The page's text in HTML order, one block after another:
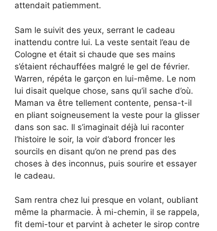
attendait patiemment.
Sam le suivit des yeux, serrant le cadeau
inattendu contre lui. La veste sentait l’eau de
Cologne et était si chaude que ses mains
s’étaient réchauffées malgré le gel de février.
Warren, répéta le garçon en lui-même. Le nom
lui disait quelque chose, sans qu’il sache d’où.
Maman va être tellement contente, pensa-t-il
en pliant soigneusement la veste pour la glisser
dans son sac. Il s’imaginait déjà lui raconter
l’histoire le soir, la voir d’abord froncer les
sourcils en disant qu’on ne prend pas des
choses à des inconnus, puis sourire et essayer
le cadeau.
Sam rentra chez lui presque en volant, oubliant
même la pharmacie. À mi-chemin, il se rappela,
fit demi-tour et parvint à acheter le sirop contre